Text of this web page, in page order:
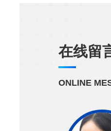
在线留
ONLINE